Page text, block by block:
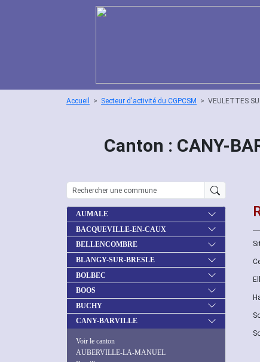
Accueil Secteur d'activité du CGPCSM VEULETTES
Canton : CANY-
AUMALE
BACQUEVILLE-EN-CAUX
BELLENCOMBRE
BLANGY-SUR-BRESLE
BOLBEC
BOOS
BUCHY
CANY-BARVILLE
Voir le canton
AUBERVILLE-LA-MANUEL